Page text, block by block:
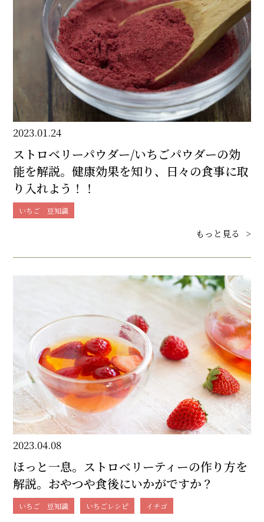
2023.01.24
ストロベリーパウダー/いちごパウダーの効
能を解説。健康効果を知り、日々の食事に取
り入れよう！！
いちご 豆知識
もっと見る >
2023.04.08
ほっと一息。ストロベリーティーの作り方を
解説。おやつや食後にいかがですか？
いちご 豆知識 いちごレシピ イチゴ